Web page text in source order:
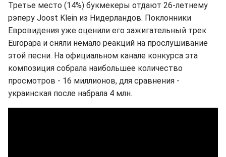
Третье место (14%) букмекеры отдают 26-летнему
рэперу Joost Klein из Нидерландов. Поклонники
Евровидения уже оценили его зажигательный трек
Europapa и сняли немало реакций на прослушивание
этой песни. На официальном канале конкурса эта
композиция собрала наибольшее количество
просмотров - 16 миллионов, для сравнения -
украинская после набрала 4 млн.